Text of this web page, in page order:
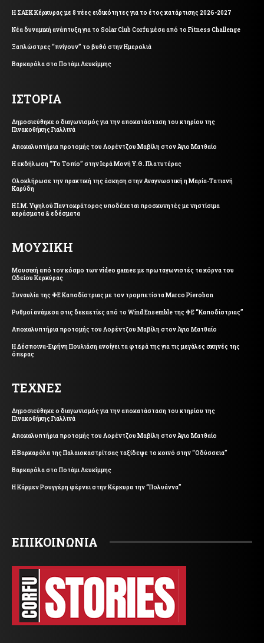
Η ΣΑΕΚ Κέρκυρας με 8 νέες ειδικότητες για το έτος κατάρτισης 2026-2027
Νέα δυναμική ανάπτυξη για το Solar Club Corfu μέσα από το Fitness Challenge
Ξαπλώστρες “πνίγουν” το βυθό στην Ημερολιά
Βαρκαρόλα στο Ποτάμι Λευκίμμης
ΙΣΤΟΡΙΑ
Δημοσιεύθηκε ο διαγωνισμός για την αποκατάσταση του κτηρίου της
Πινακοθήκης Γιαλλινά
Αποκαλυπτήρια προτομής του Λορέντζου Μαβίλη στον Άγιο Ματθαίο
Η εκδήλωση “Το Τοπίο” στην Ιερά Μονή Υ.Θ. Πλατυτέρας
Ολοκλήρωσε την πρακτική της άσκηση στην Αναγνωστική η Μαρία-Τατιανή
Καρύδη
Η Ι.Μ. Υψηλού Παντοκράτορος υποδέχεται προσκυνητές με νηστίσιμα
κεράσματα & εδέσματα
ΜΟΥΣΙΚΗ
Μουσική από τον κόσμο των video games με πρωταγωνιστές τα κόρνα του
Ωδείου Κερκύρας
Συναυλία της ΦΕ Καποδίστριας με τον τρομπετίστα Marco Pierobon
Ρυθμοί ανάμεσα στις δεκαετίες από το Wind Ensemble της ΦΕ “Καποδίστριας”
Αποκαλυπτήρια προτομής του Λορέντζου Μαβίλη στον Άγιο Ματθαίο
Η Δέσποινα-Ειρήνη Πουλιάση ανοίγει τα φτερά της για τις μεγάλες σκηνές της
όπερας
ΤΕΧΝΕΣ
Δημοσιεύθηκε ο διαγωνισμός για την αποκατάσταση του κτηρίου της
Πινακοθήκης Γιαλλινά
Αποκαλυπτήρια προτομής του Λορέντζου Μαβίλη στον Άγιο Ματθαίο
Η Βαρκαρόλα της Παλαιοκαστρίτσας ταξίδεψε το κοινό στην “Οδύσσεια”
Βαρκαρόλα στο Ποτάμι Λευκίμμης
Η Κάρμεν Ρουγγέρη φέρνει στην Κέρκυρα την “Πολυάννα”
ΕΠΙΚΟΙΝΩΝΙΑ